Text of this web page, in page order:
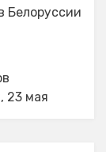
Белоруссии
23 мая